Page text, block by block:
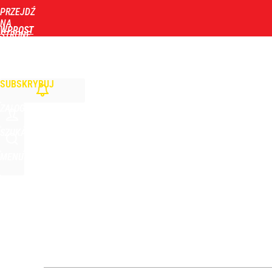
PRZEJDŹ
NA
STRONĘ
WPROST
SUBSKRYBUJ
dodaj